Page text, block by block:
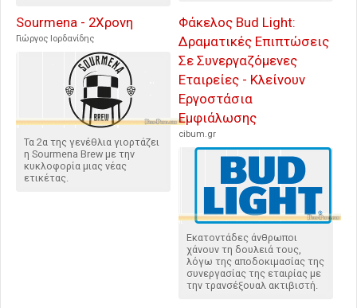
Sourmena - 2Χρονη
Γιώργος Ιορδανίδης
Τα 2α της γενέθλια γιορτάζει
η Sourmena Brew με την
κυκλοφορία μιας νέας
ετικέτας.
Φάκελος Bud Light:
Δραματικές Επιπτώσεις
Σε Συνεργαζόμενες
Εταιρείες - Κλείνουν
Εργοστάσια
Εμφιάλωσης
cibum.gr
Εκατοντάδες άνθρωποι
χάνουν τη δουλειά τους,
λόγω της αποδοκιμασίας της
συνεργασίας της εταιρίας με
την τρανσέξουαλ ακτιβιστή.